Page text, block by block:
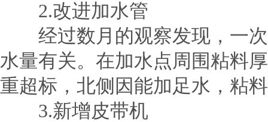
2.改进加水管
经过数月的观察发现，一次
水量有关。在加水点周围粘料
重超标，北侧因能加足水，粘
3.新增皮带机